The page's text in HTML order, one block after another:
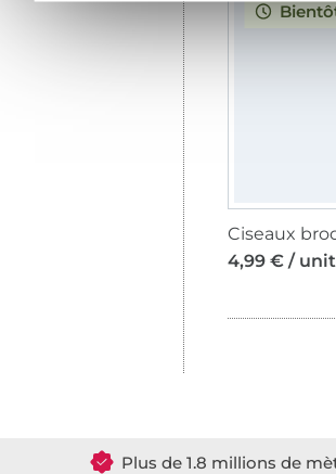
Ciseaux
4,99 € /
Plus de 1.8 millions de